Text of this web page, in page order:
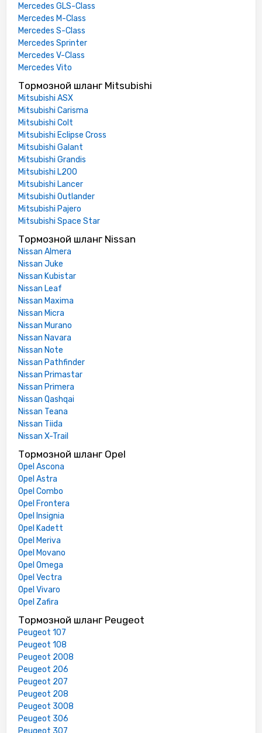
Mercedes GLS-Class
Mercedes M-Class
Mercedes S-Class
Mercedes Sprinter
Mercedes V-Class
Mercedes Vito
Тормозной шланг Mitsubishi
Mitsubishi ASX
Mitsubishi Carisma
Mitsubishi Colt
Mitsubishi Eclipse Cross
Mitsubishi Galant
Mitsubishi Grandis
Mitsubishi L200
Mitsubishi Lancer
Mitsubishi Outlander
Mitsubishi Pajero
Mitsubishi Space Star
Тормозной шланг Nissan
Nissan Almera
Nissan Juke
Nissan Kubistar
Nissan Leaf
Nissan Maxima
Nissan Micra
Nissan Murano
Nissan Navara
Nissan Note
Nissan Pathfinder
Nissan Primastar
Nissan Primera
Nissan Qashqai
Nissan Teana
Nissan Tiida
Nissan X-Trail
Тормозной шланг Opel
Opel Ascona
Opel Astra
Opel Combo
Opel Frontera
Opel Insignia
Opel Kadett
Opel Meriva
Opel Movano
Opel Omega
Opel Vectra
Opel Vivaro
Opel Zafira
Тормозной шланг Peugeot
Peugeot 107
Peugeot 108
Peugeot 2008
Peugeot 206
Peugeot 207
Peugeot 208
Peugeot 3008
Peugeot 306